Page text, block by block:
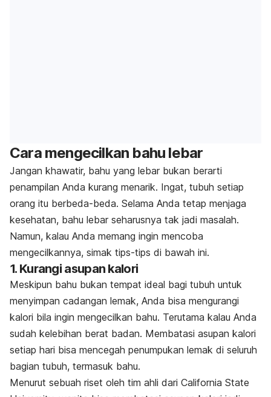
Cara mengecilkan bahu lebar
Jangan khawatir, bahu yang lebar bukan berarti
penampilan Anda kurang menarik. Ingat, tubuh setiap
orang itu berbeda-beda. Selama Anda tetap menjaga
kesehatan, bahu lebar seharusnya tak jadi masalah.
Namun, kalau Anda memang ingin mencoba
mengecilkannya, simak tips-tips di bawah ini.
1. Kurangi asupan kalori
Meskipun bahu bukan tempat ideal bagi tubuh untuk
menyimpan cadangan lemak, Anda bisa mengurangi
kalori bila ingin mengecilkan bahu. Terutama kalau Anda
sudah kelebihan berat badan. Membatasi asupan kalori
setiap hari bisa mencegah penumpukan lemak di seluruh
bagian tubuh, termasuk bahu.
Menurut sebuah riset oleh tim ahli dari California State